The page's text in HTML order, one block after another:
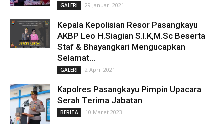
GALERI 29 Januari 2021
Kepala Kepolisian Resor Pasangkayu
AKBP Leo H.Siagian S.I.K,M.Sc Beserta
Staf & Bhayangkari Mengucapkan
Selamat...
GALERI 2 April 2021
Kapolres Pasangkayu Pimpin Upacara
Serah Terima Jabatan
BERITA 10 Maret 2023